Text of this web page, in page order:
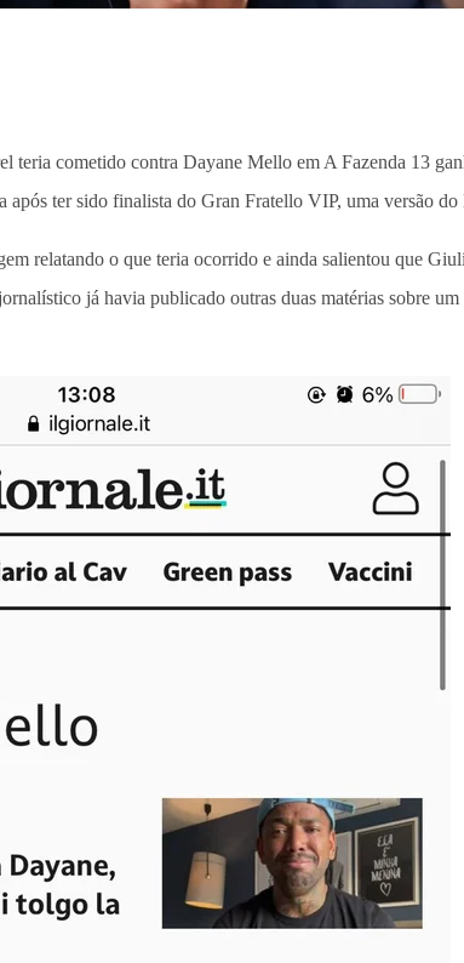
teria cometido contra Dayane Mello em A Fazenda 13
ter sido finalista do Gran Fratello VIP, uma versão do
relatando o que teria ocorrido e ainda salientou que
já havia publicado outras duas matérias sobre